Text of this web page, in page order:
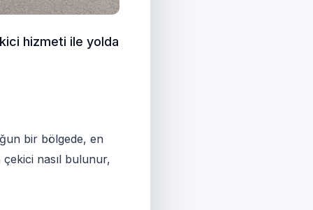
hizmeti ile yolda
bir bölgede, en
çekici nasıl bulunur,